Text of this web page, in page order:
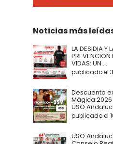
Noticias más
LA DESIDIA Y
PREVENCIÓN
VIDAS: UN ...
publicado el
Descuento
Mágica
USO
publicado el
USO